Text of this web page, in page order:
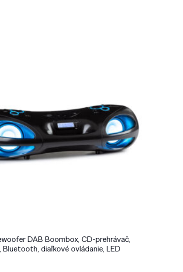
DAB Boombox, CD-prehrávač,
Bluetooth, diaľkové ovládanie, LED